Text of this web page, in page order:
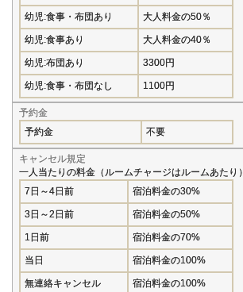
幼児:食事・布団あり 大人料金の50％
幼児:食事あり 大人料金の40％
幼児:布団あり 3300円
幼児:食事・布団なし 1100円
予約金
予約金
不要
キャンセル規定
一人当たりの料金（ルームチャージはルームあたり）
7日～4日前
宿泊料金の30%
3日～2日前 宿泊料金の50%
1日前 宿泊料金の70%
当日 宿泊料金の100%
無連絡キャンセル 宿泊料金の100%